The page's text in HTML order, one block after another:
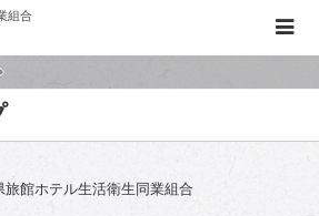
組合
旅館ホテル生活衛生同業組合